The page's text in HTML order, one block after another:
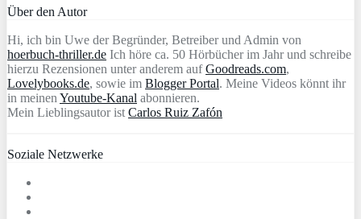
Über den Autor
Hi, ich bin Uwe der Begründer, Betreiber und Admin von
hoerbuch-thriller.de Ich höre ca. 50 Hörbücher im Jahr und schreibe
hierzu Rezensionen unter anderem aufGoodreads.com,
Lovelybooks.de, sowie im Blogger Portal. Meine Videos könnt ihr
in meinen Youtube-Kanal abonnieren.
Mein Lieblingsautor ist Carlos Ruiz Zafón
Soziale Netzwerke